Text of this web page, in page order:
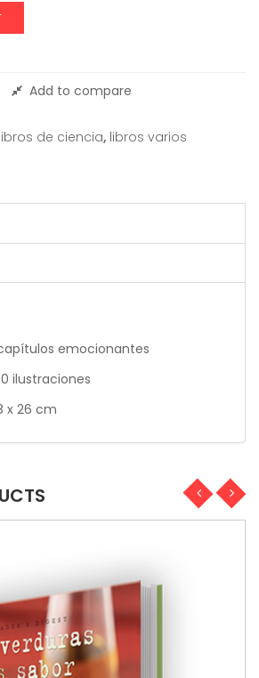
Add to compare
libros de ciencia, libros varios
emocionantes
ilustraciones
x 26 cm